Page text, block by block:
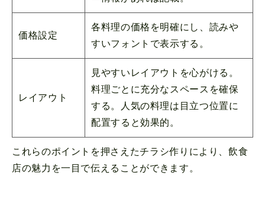
価格設定
各料理の価格を明確にし、読みや
すいフォントで表示する。
レイアウト
見やすいレイアウトを心がける。
料理ごとに充分なスペースを確保
する。人気の料理は目立つ位置に
配置すると効果的。
これらのポイントを押さえたチラシ作りにより、飲食
店の魅力を一目で伝えることができます。